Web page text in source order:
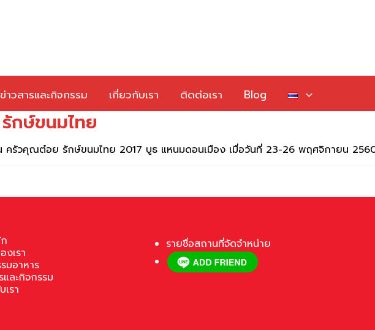
ข่าวสารและกิจกรรม เกี่ยวกับเรา ติดต่อเรา Blog
กษ์ขนมไทย
ครัวคุณต๋อย รักษ์ขนมไทย 2017 บูธ แหนมดอนเมือง เมื่อวันที่ 23-26 พฤศจิกายน
งเรา
มอาหาร
และกิจกรรม
เรา
รายชื่อสถานที่จัดจำหน่าย